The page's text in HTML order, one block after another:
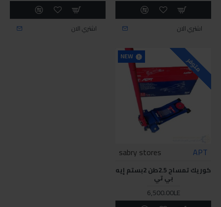
اشتري الان اشتري الان
NEW متوفر
APT
sabry stores
كوريك تمساح 2.5طن 2بستم إيه
بي تي
6,500.00LE